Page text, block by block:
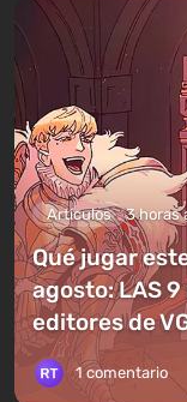
Artículos 3 horas
Qué jugar
agosto: LAS
editores de
1 comentario